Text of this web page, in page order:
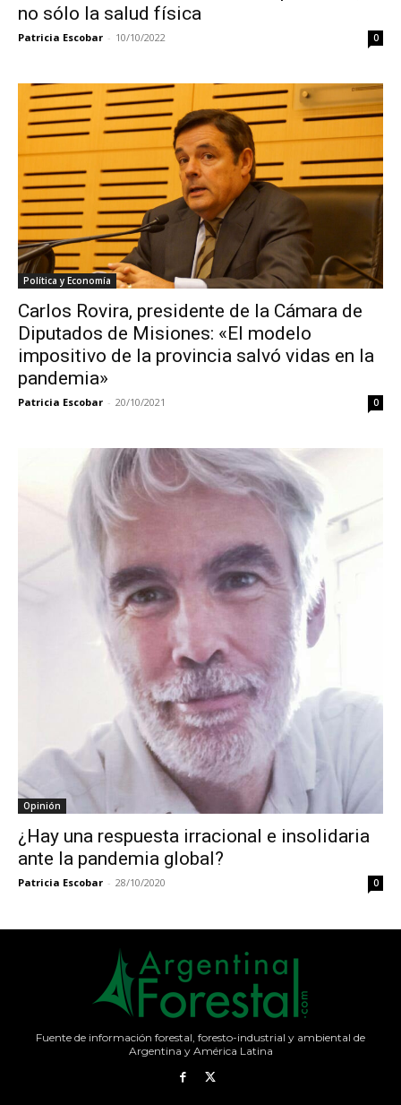
no sólo la salud física
Patricia Escobar - 10/10/2022 0
Política y Economía
Carlos Rovira, presidente de la Cámara de
Diputados de Misiones: «El modelo
impositivo de la provincia salvó vidas en la
pandemia»
Patricia Escobar - 20/10/2021 0
Opinión
¿Hay una respuesta irracional e insolidaria
ante la pandemia global?
Patricia Escobar - 28/10/2020 0
Fuente de información forestal, foresto-industrial y ambiental de
Argentina y América Latina